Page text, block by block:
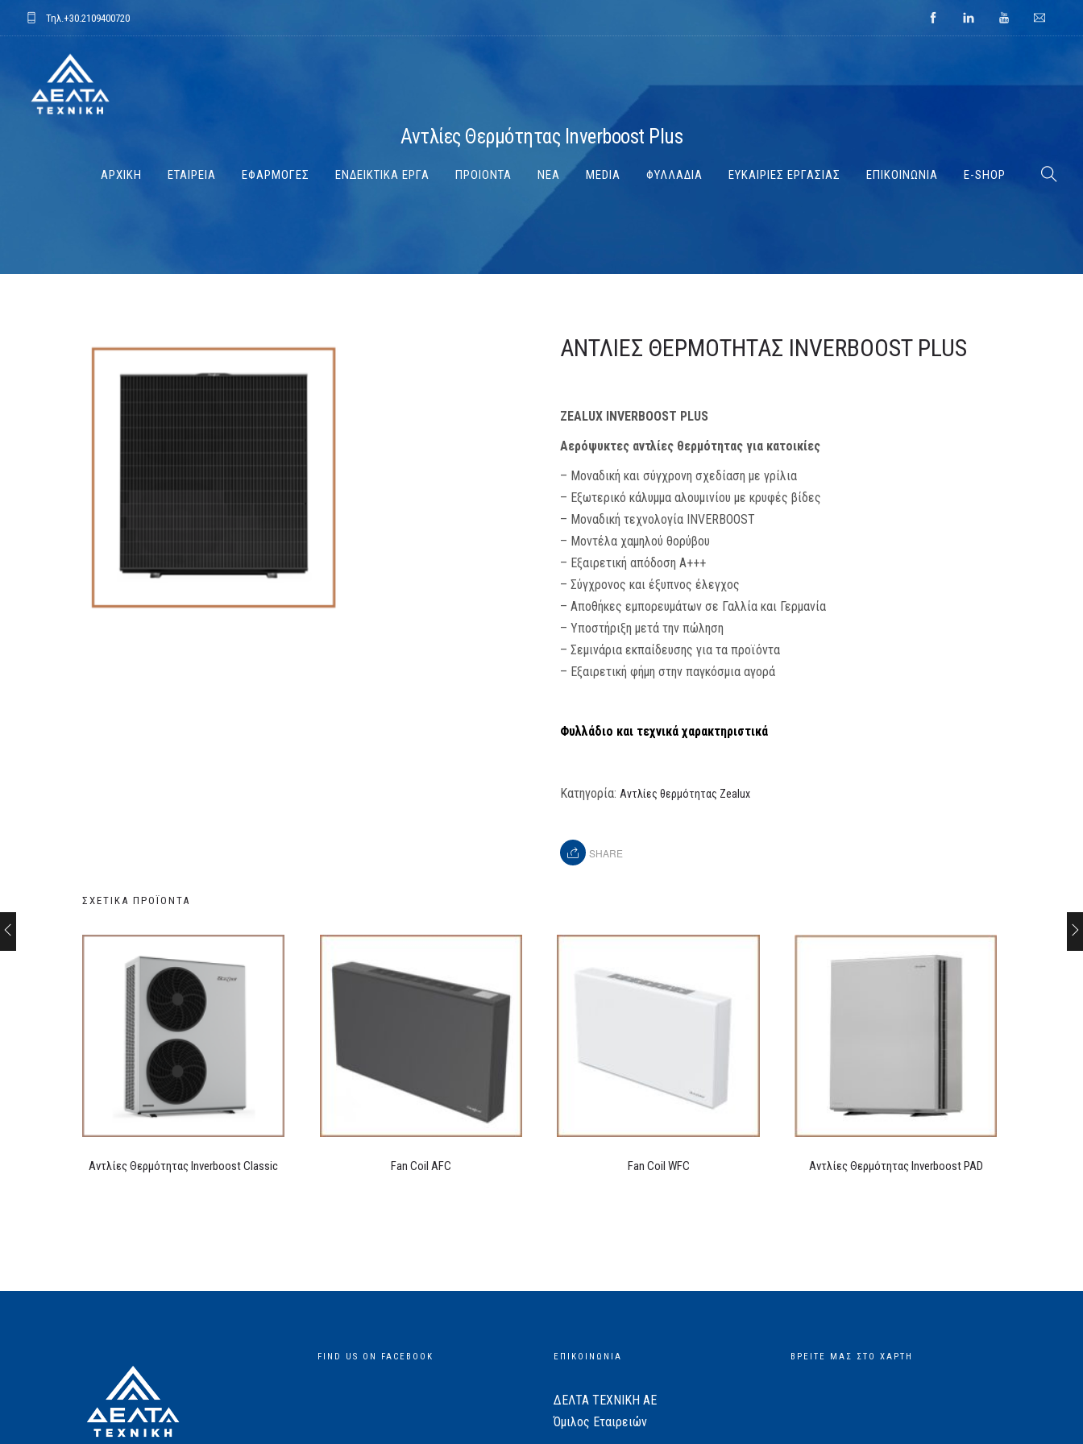
Τηλ.+30.2109400720
ΑΡΧΙΚΗ ΕΤΑΙΡΕΙΑ ΕΦΑΡΜΟΓΕΣ ΕΝΔΕΙΚΤΙΚΑ ΕΡΓΑ ΠΡΟΙΟΝΤΑ ΝΕΑ MEDIA ΦΥΛΛΑΔΙΑ ΕΥΚΑΙΡΙΕΣ ΕΡΓΑΣΙΑΣ ΕΠΙΚΟΙΝΩΝΙΑ E-SHOP
Αντλίες Θερμότητας Inverboost Plus
ΑΝΤΛΊΕΣ ΘΕΡΜΌΤΗΤΑΣ INVERBOOST PLUS
ZEALUX INVERBOOST PLUS
Αερόψυκτες αντλίες θερμότητας για κατοικίες
– Μοναδική και σύγχρονη σχεδίαση με γρίλια
– Εξωτερικό κάλυμμα αλουμινίου με κρυφές βίδες
– Μοναδική τεχνολογία INVERBOOST
– Μοντέλα χαμηλού θορύβου
– Εξαιρετική απόδοση A+++
– Σύγχρονος και έξυπνος έλεγχος
– Αποθήκες εμπορευμάτων σε Γαλλία και Γερμανία
– Υποστήριξη μετά την πώληση
– Σεμινάρια εκπαίδευσης για τα προϊόντα
– Εξαιρετική φήμη στην παγκόσμια αγορά
Φυλλάδιο και τεχνικά χαρακτηριστικά
Κατηγορία: Αντλίες θερμότητας Zealux
SHARE
ΣΧΕΤΙΚΆ ΠΡΟΪΌΝΤΑ
Αντλίες Θερμότητας Inverboost Classic Fan Coil AFC Fan Coil WFC Αντλίες Θερμότητας Inverboost PAD
FIND US ON FACEBOOK ΕΠΙΚΟΙΝΩΝΙΑ
ΔΕΛΤΑ ΤΕΧΝΙΚΗ ΑΕ
Όμιλος Εταιρειών
ΒΡΕΊΤΕ ΜΑΣ ΣΤΟ ΧΆΡΤΗ